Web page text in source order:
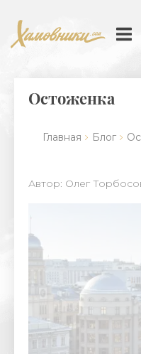
Остоженка
Главная Блог
Автор: Олег